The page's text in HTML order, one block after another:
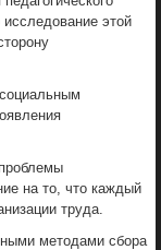
этой
на то, что каждый
труда.
методами сбора